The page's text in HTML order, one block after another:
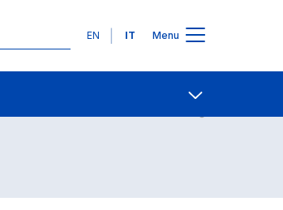
Lingue
EN IT Menu
Contatti